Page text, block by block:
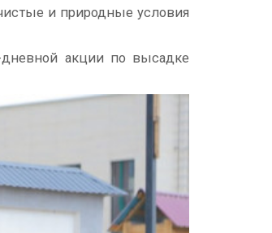
и природные условия
акции по высадке